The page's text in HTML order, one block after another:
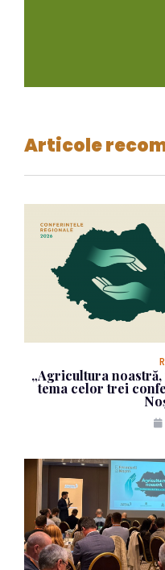
Articole
„Agricultura
tema celor trei